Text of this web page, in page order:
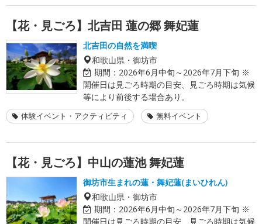
【花・見ごろ】北吉田 蓮の郷 舞妃蓮
北吉田の自然を満喫
和歌山県・御坊市
期間： 2026年6月中旬～2026年7月下旬 ※
開催日は見ごろ時期の目安、見ごろ時期は気候
等により前後する場合あり。
体験イベント・アクティビティ 無料イベント
【花・見ごろ】中山の蓮池 舞妃蓮
御坊市生まれの蓮・舞妃蓮(まいひれん)
和歌山県・御坊市
期間： 2026年6月中旬～2026年7月下旬 ※
開催日は見ごろ時期の目安、見ごろ時期は気候